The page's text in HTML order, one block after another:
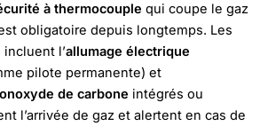
à thermocouple qui coupe le gaz
obligatoire depuis longtemps. Les
l’allumage électrique
pilote permanente) et
de carbone intégrés ou
l’arrivée de gaz et alertent en cas de